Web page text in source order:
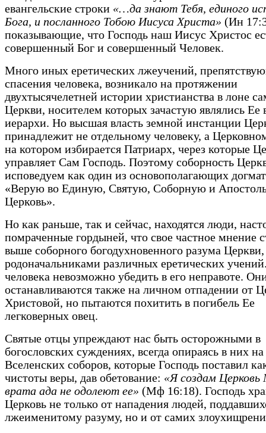
евангельские строки «…да знают Тебя, единого
Бога, и посланного Тобою Иисуса Христа» (Ин
показывающие, что Господь наш Иисус Христос
совершенный Бог и совершенный Человек.
Много иных еретических лжеучений,
спасения человека, возникало на протяжении
двухтысячелетней истории христианства в лоне
Церкви, носителем которых зачастую являлись Ее
иерархи. Но высшая власть земной инстанции
принадлежит не отдельному человеку, а
на котором избирается Патриарх, через которые
управляет Сам Господь. Поэтому соборность
исповедуем как один из основополагающих
«Верую во Единую, Святую, Соборную и
Церковь».
Но как раньше, так и сейчас, находятся люди,
помраченные гордыней, что свое частное мнение
выше соборного богодухновенного разума Церкви,
родоначальниками различных еретических
человека невозможно убедить в его неправоте.
останавливаются также на личном отпадении от
Христовой, но пытаются похитить в погибель Ее
легковерных овец.
Святые отцы упреждают нас быть осторожными в
богословских суждениях, всегда опираясь в них
Вселенских соборов, которые Господь поставил
чистоты веры, дав обетование: «Я создам
врата ада не одолеют ее» (Мф 16:18). Господь
Церковь не только от нападения людей,
лжеименитому разуму, но и от самих